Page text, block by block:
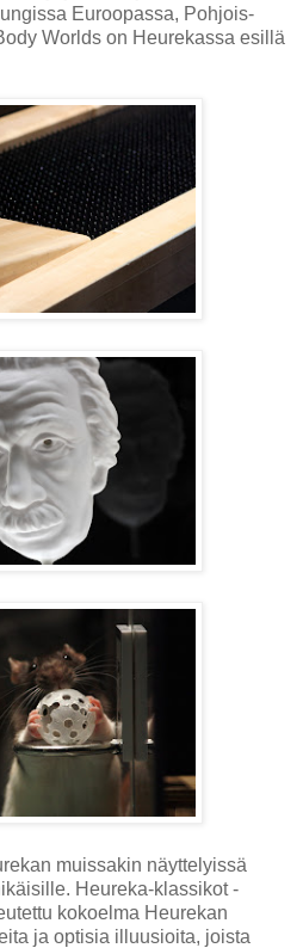
Euroopassa, Pohjois-
Worlds on Heurekassa esillä
muissakin näyttelyissä
Heureka-klassikot -
kokoelma Heurekan
ja optisia illuusioita, joista